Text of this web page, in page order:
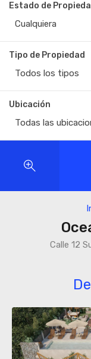
Estado de
Cualquiera
Tipo de Propiedad
Todos los tipos
Ubicación
Todas las
Calle 12